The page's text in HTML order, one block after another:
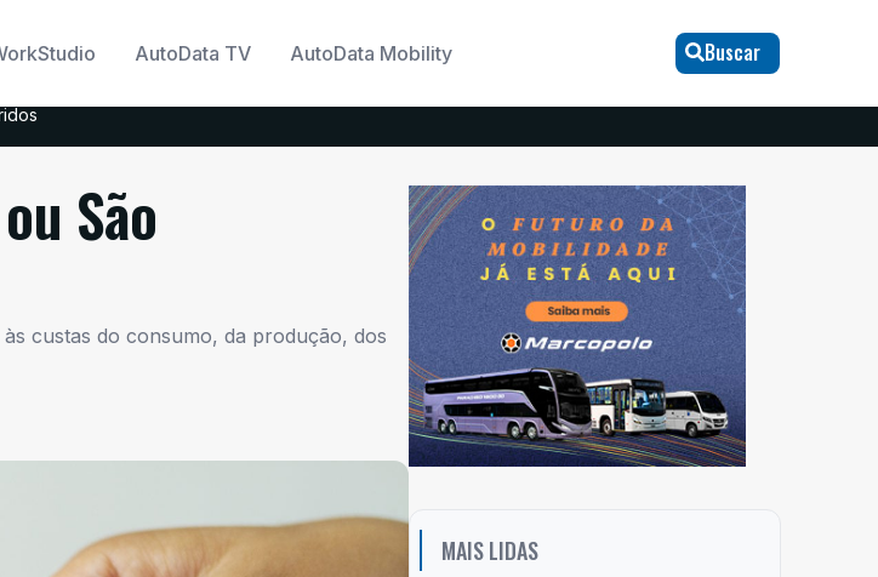
AutoData TV AutoData Mobility Buscar
São
custas do consumo, da produção, dos
MAIS LIDAS